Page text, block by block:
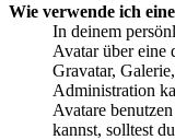
Wie verwende ich
In deinem
Avatar über eine
Gravatar,
Administration
Avatare
kannst, solltest